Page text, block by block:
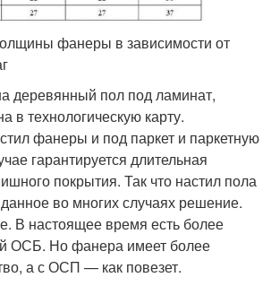
фанеры в зависимости от
деревянный пол под ламинат,
в технологическую карту.
фанеры и под паркет и паркетную
гарантируется длительная
покрытия. Так что настил пола
во многих случаях решение.
В настоящее время есть более
ОСБ. Но фанера имеет более
а с ОСП — как повезет.